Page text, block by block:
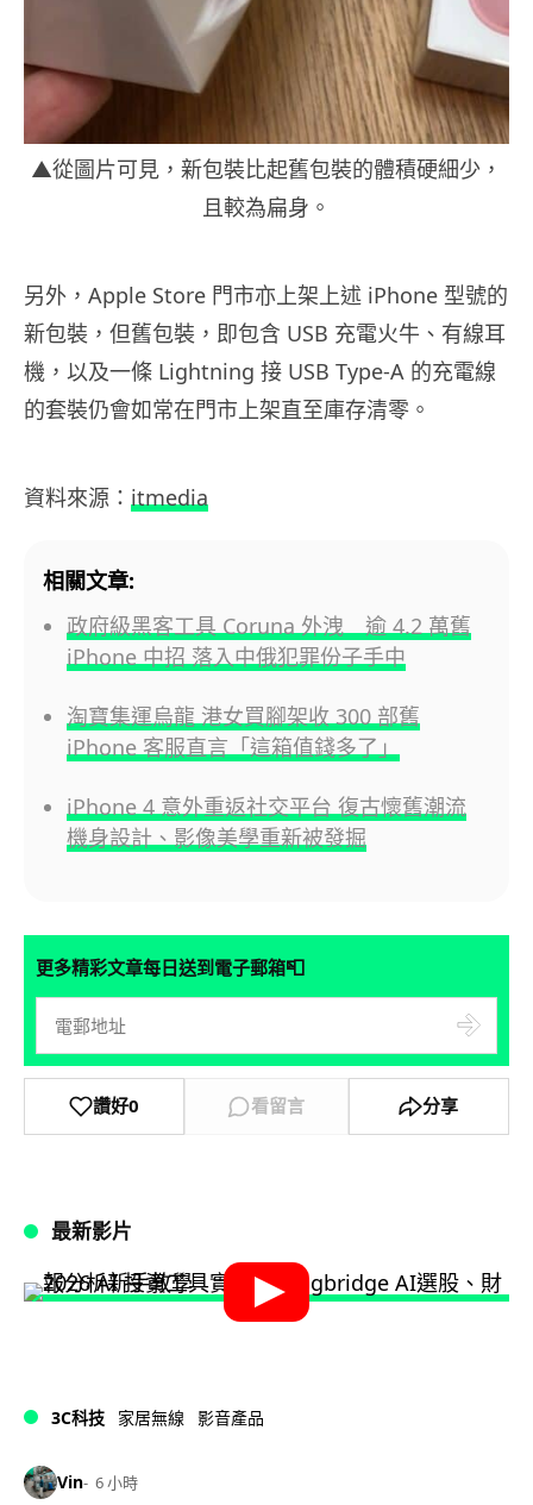
▲從圖片可見，新包裝比起舊包裝的體積硬細少，
且較為扁身。
另外，Apple Store 門市亦上架上述 iPhone 型號的
新包裝，但舊包裝，即包含 USB 充電火牛、有線耳
機，以及一條 Lightning 接 USB Type-A 的充電線
的套裝仍會如常在門市上架直至庫存清零。
資料來源： itmedia
相關文章:
政府級黑客工具 Coruna 外洩 逾 4.2 萬舊
iPhone 中招 落入中俄犯罪份子手中
淘寶集運烏龍 港女買腳架收 300 部舊
iPhone 客服直言「這箱值錢多了」
iPhone 4 意外重返社交平台 復古懷舊潮流
機身設計、影像美學重新被發掘
更多精彩文章每日送到電子郵箱📮
讚好0 看留言 分享
最新影片
3C科技 家居無線 影音產品
Vin 6 小時